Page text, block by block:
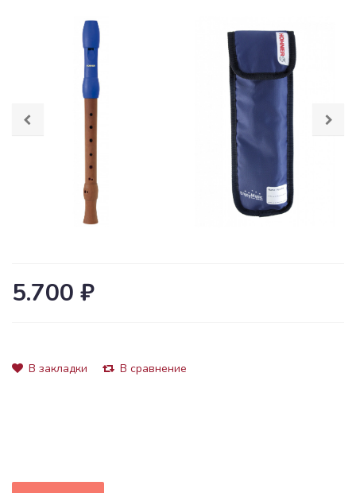
5.700 ₽
В закладки В сравнение